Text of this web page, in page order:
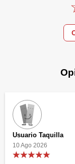
Usuario Taquilla
10 Ago 2026